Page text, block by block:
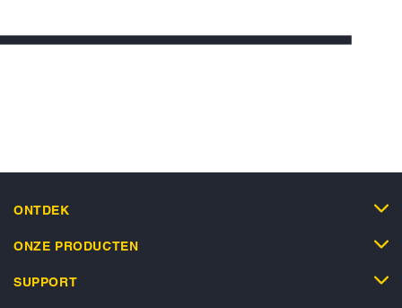
ONTDEK
ONZE PRODUCTEN
SUPPORT